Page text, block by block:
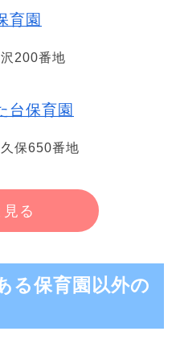
育園
200番地
台保育園
保650番地
見る
る保育園以外の